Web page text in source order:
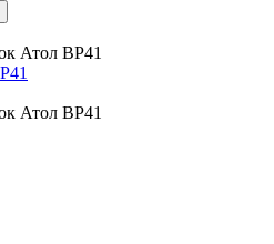
Атол ВР41
Атол ВР41